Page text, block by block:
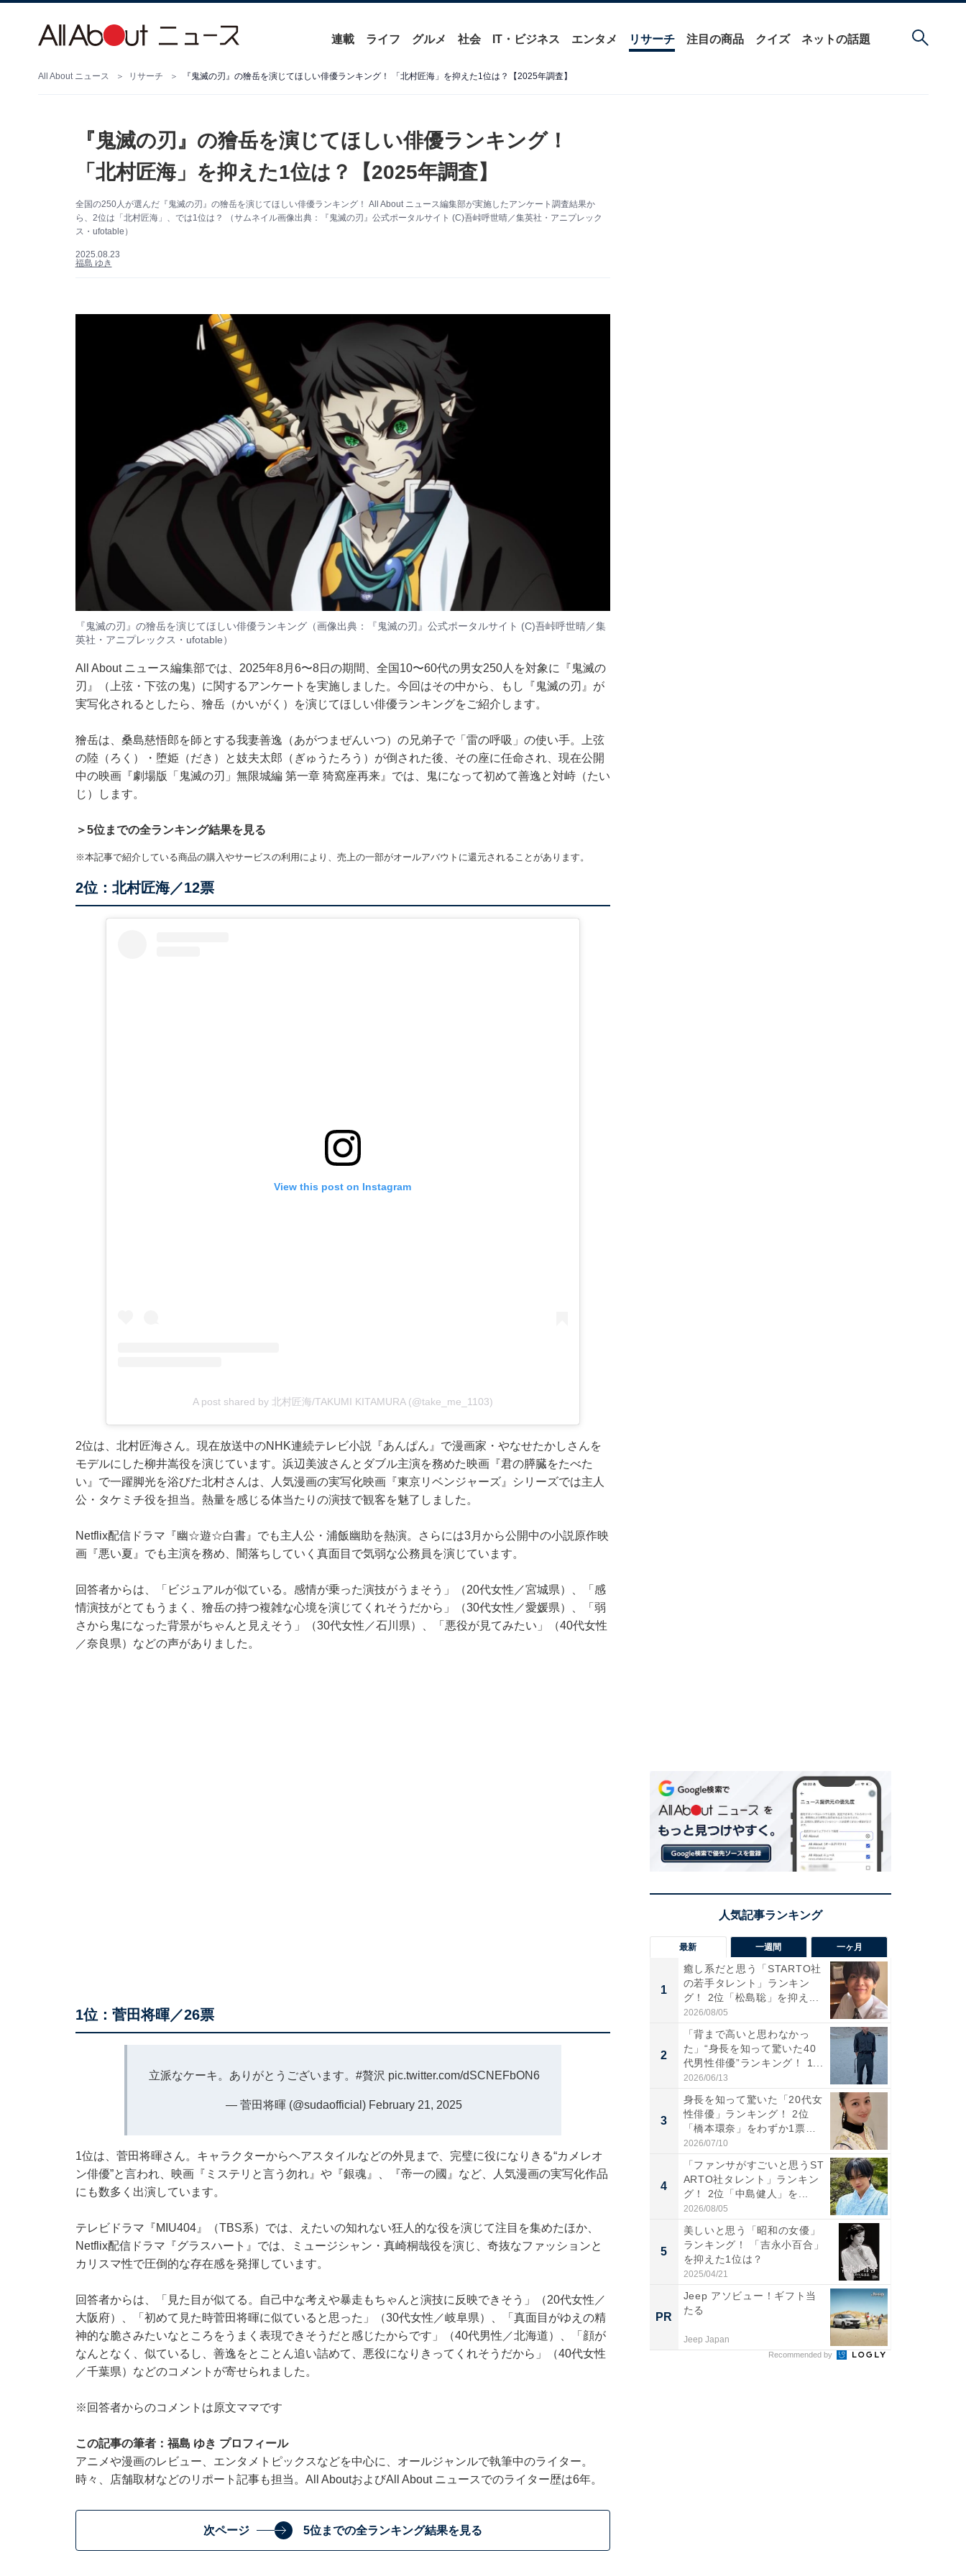
連載 ライフ グルメ 社会 IT・ビジネス エンタメ リサーチ 注目の商品 クイズ ネットの話題
All About ニュース リサーチ 『鬼滅の刃』の獪岳を演じてほしい俳優ランキング！ 「北村匠海」を抑えた1位は？【2025年調査】
『鬼滅の刃』の獪岳を演じてほしい俳優ランキング！
「北村匠海」を抑えた1位は？【2025年調査】
全国の250人が選んだ『鬼滅の刃』の獪岳を演じてほしい俳優ランキング！ All About ニュース編集部が実施したアンケート調査結果か
ら、2位は「北村匠海」、では1位は？ （サムネイル画像出典：『鬼滅の刃』公式ポータルサイト (C)吾峠呼世晴／集英社・アニプレック
ス・ufotable）
2025.08.23
福島 ゆき
『鬼滅の刃』の獪岳を演じてほしい俳優ランキング（画像出典： 『鬼滅の刃』公式ポータルサイト (C)吾峠呼世晴／集
英社・アニプレックス・ufotable）
All About ニュース編集部では、2025年8月6〜8日の期間、全国10〜60代の男女250人を対象に『鬼滅の
刃』（上弦・下弦の鬼）に関するアンケートを実施しました。今回はその中から、もし『鬼滅の刃』が
実写化されるとしたら、獪岳（かいがく）を演じてほしい俳優ランキングをご紹介します。
獪岳は、桑島慈悟郎を師とする我妻善逸（あがつまぜんいつ）の兄弟子で「雷の呼吸」の使い手。上弦
の陸（ろく）・堕姫（だき）と妓夫太郎（ぎゅうたろう）が倒された後、その座に任命され、現在公開
中の映画『劇場版「鬼滅の刃」無限城編 第一章 猗窩座再来』では、鬼になって初めて善逸と対峙（たい
じ）します。
＞5位までの全ランキング結果を見る
※本記事で紹介している商品の購入やサービスの利用により、売上の一部がオールアバウトに還元されることがあります。
2位：北村匠海／12票
View this post on Instagram
A post shared by 北村匠海/TAKUMI KITAMURA (@take_me_1103)
2位は、北村匠海さん。現在放送中のNHK連続テレビ小説『あんぱん』で漫画家・やなせたかしさんを
モデルにした柳井嵩役を演じています。浜辺美波さんとダブル主演を務めた映画『君の膵臓をたべた
い』で一躍脚光を浴びた北村さんは、人気漫画の実写化映画『東京リベンジャーズ』シリーズでは主人
公・タケミチ役を担当。熱量を感じる体当たりの演技で観客を魅了しました。
Netflix配信ドラマ『幽☆遊☆白書』でも主人公・浦飯幽助を熱演。さらには3月から公開中の小説原作映
画『悪い夏』でも主演を務め、闇落ちしていく真面目で気弱な公務員を演じています。
回答者からは、「ビジュアルが似ている。感情が乗った演技がうまそう」（20代女性／宮城県）、「感
情演技がとてもうまく、獪岳の持つ複雑な心境を演じてくれそうだから」（30代女性／愛媛県）、「弱
さから鬼になった背景がちゃんと見えそう」（30代女性／石川県）、「悪役が見てみたい」（40代女性
／奈良県）などの声がありました。
1位：菅田将暉／26票
立派なケーキ。ありがとうございます。 #贅沢 pic.twitter.com/dSCNEFbON6
— 菅田将暉 (@sudaofficial) February 21, 2025
1位は、菅田将暉さん。キャラクターからヘアスタイルなどの外見まで、完璧に役になりきる“カメレオ
ン俳優”と言われ、映画『ミステリと言う勿れ』や『銀魂』、『帝一の國』など、人気漫画の実写化作品
にも数多く出演しています。
テレビドラマ『MIU404』（TBS系）では、えたいの知れない狂人的な役を演じて注目を集めたほか、
Netflix配信ドラマ『グラスハート』では、ミュージシャン・真崎桐哉役を演じ、奇抜なファッションと
カリスマ性で圧倒的な存在感を発揮しています。
回答者からは、「見た目が似てる。自己中な考えや暴走もちゃんと演技に反映できそう」（20代女性／
大阪府）、「初めて見た時菅田将暉に似ていると思った」（30代女性／岐阜県）、「真面目がゆえの精
神的な脆さみたいなところをうまく表現できそうだと感じたからです」（40代男性／北海道）、「顔が
なんとなく、似ているし、善逸をとことん追い詰めて、悪役になりきってくれそうだから」（40代女性
／千葉県）などのコメントが寄せられました。
※回答者からのコメントは原文ママです
この記事の筆者：福島 ゆき プロフィール
アニメや漫画のレビュー、エンタメトピックスなどを中心に、オールジャンルで執筆中のライター。
時々、店舗取材などのリポート記事も担当。All AboutおよびAll About ニュースでのライター歴は6年。
次ページ 5位までの全ランキング結果を見る
最新 一週間 一ヶ月
1
癒し系だと思う「STARTO社
の若手タレント」ランキン
グ！ 2位「松島聡」を抑え...
2026/08/05
2
「背まで高いと思わなかっ
た」“身長を知って驚いた40
代男性俳優”ランキング！ 1...
2026/06/13
3
身長を知って驚いた「20代女
性俳優」ランキング！ 2位
「橋本環奈」をわずか1票
差...
2026/07/10
4
「ファンサがすごいと思うST
ARTO社タレント」ランキン
グ！ 2位「中島健人」を...
2026/08/05
5
美しいと思う「昭和の女優」
ランキング！ 「吉永小百合」
を抑えた1位は？
2025/04/21
PR
Jeep アソビュー！ギフト当
たる
Jeep Japan
Recommended by